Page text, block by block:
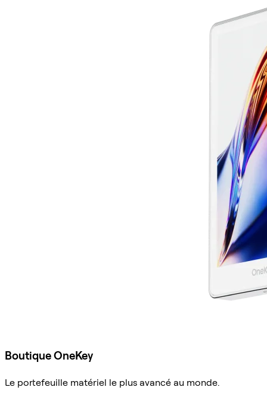
Boutique OneKey
Le portefeuille matériel le plus avancé au monde.